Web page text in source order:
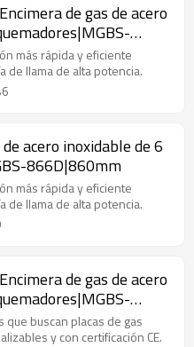
de gas de acero
más rápida y eficiente
de llama de alta potencia.
acero inoxidable de 6
866D|860mm
más rápida y eficiente
de llama de alta potencia.
de gas de acero
que buscan placas de gas
y con certificación CE.